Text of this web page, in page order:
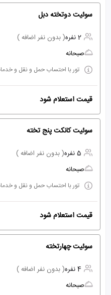
سوئیت دوتخته دبل
2 نفره
( بدون نفر اضافه )
صبحانه
تور با احتساب حمل و نقل و
قیمت استعلام شود
سوئیت کانکت پنج تخته
5 نفره
( بدون نفر اضافه )
صبحانه
تور با احتساب حمل و نقل و
قیمت استعلام شود
سوئیت چهارتخته
4 نفره
( بدون نفر اضافه )
صبحانه